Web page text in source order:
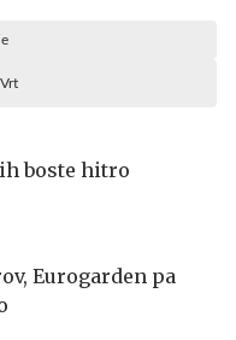
Vrt
boste hitro
Eurogarden pa